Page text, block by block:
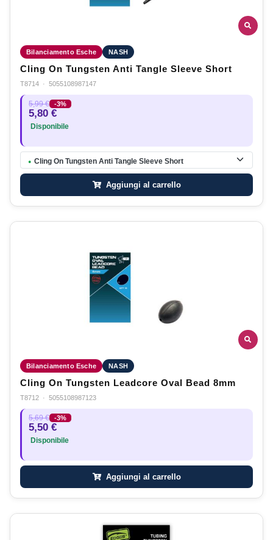
Bilanciamento Esche NASH
Cling On Tungsten Anti Tangle Sleeve Short
T8714 · 5055108987147
5,99 € -3%
5,80 €
Disponibile
● Cling On Tungsten Anti Tangle Sleeve Short
Aggiungi al carrello
Bilanciamento Esche NASH
Cling On Tungsten Leadcore Oval Bead 8mm
T8712 · 5055108987123
5,69 € -3%
5,50 €
Disponibile
Aggiungi al carrello